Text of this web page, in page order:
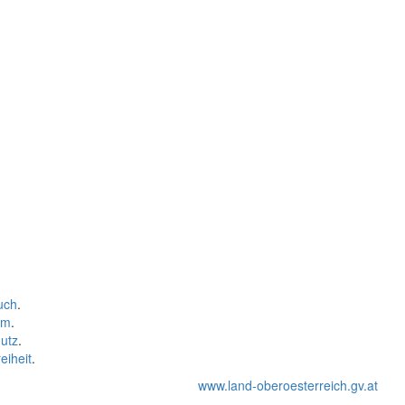
.
.
.
.
www.land-oberoesterreich.gv.at